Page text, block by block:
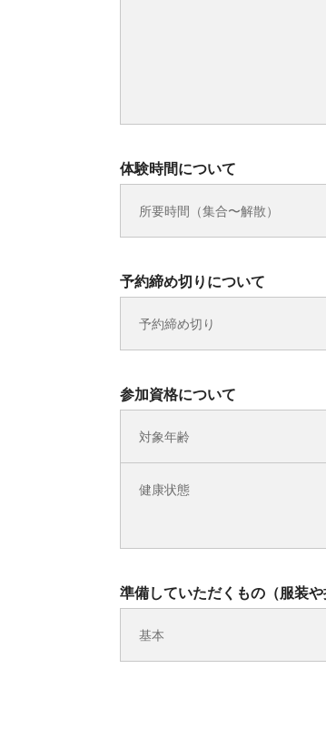
体験時間について
所要時間（集合〜解散）
予約締め切りについて
予約締め切り
参加資格について
対象年齢
健康状態
準備していただくもの（服装や
基本